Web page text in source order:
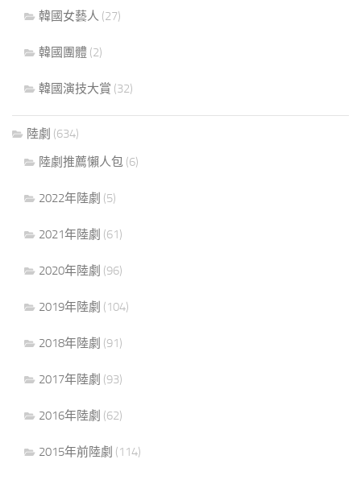
韓國女藝人 (27)
韓國團體 (2)
韓國演技大賞 (32)
陸劇 (634)
陸劇推薦懶人包 (6)
2022年陸劇 (5)
2021年陸劇 (61)
2020年陸劇 (96)
2019年陸劇 (104)
2018年陸劇 (91)
2017年陸劇 (93)
2016年陸劇 (62)
2015年前陸劇 (114)